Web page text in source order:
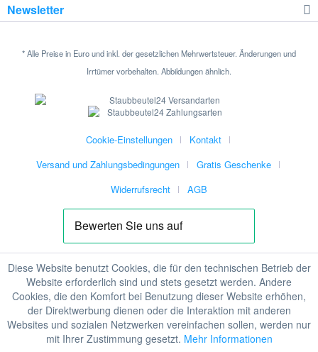
Newsletter
* Alle Preise in Euro und inkl. der gesetzlichen Mehrwertsteuer. Änderungen und
Irrtümer vorbehalten. Abbildungen ähnlich.
Cookie-Einstellungen
Kontakt
Versand und Zahlungsbedingungen
Gratis Geschenke
Widerrufsrecht
AGB
Diese Website benutzt Cookies, die für den technischen Betrieb der
Website erforderlich sind und stets gesetzt werden. Andere
Cookies, die den Komfort bei Benutzung dieser Website erhöhen,
der Direktwerbung dienen oder die Interaktion mit anderen
Websites und sozialen Netzwerken vereinfachen sollen, werden nur
mit Ihrer Zustimmung gesetzt. Mehr Informationen